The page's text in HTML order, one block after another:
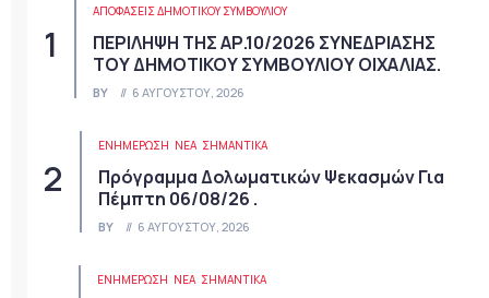
ΑΠΟΦΆΣΕΙΣ ΔΗΜΟΤΙΚΟΎ ΣΥΜΒΟΥΛΊΟΥ
ΠΕΡΙΛΗΨΗ ΤΗΣ ΑΡ.10/2026 ΣΥΝΕΔΡΙΑΣΗΣ
ΤΟΥ ΔΗΜΟΤΙΚΟΥ ΣΥΜΒΟΥΛΙΟΥ ΟΙΧΑΛΙΑΣ.
BY 6 ΑΥΓΟΎΣΤΟΥ, 2026
ΕΝΗΜΕΡΩΣΗ ΝΈΑ ΣΗΜΑΝΤΙΚΆ
Πρόγραμμα Δολωματικών Ψεκασμών Για
Πέμπτη 06/08/26 .
BY 6 ΑΥΓΟΎΣΤΟΥ, 2026
ΕΝΗΜΕΡΩΣΗ ΝΈΑ ΣΗΜΑΝΤΙΚΆ